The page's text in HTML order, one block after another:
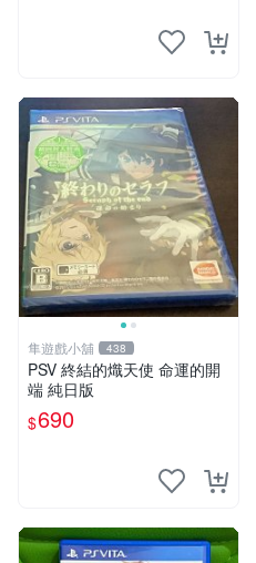
隼遊戲小舖 438
PSV 終結的熾天使 命運的開
端 純日版
$690